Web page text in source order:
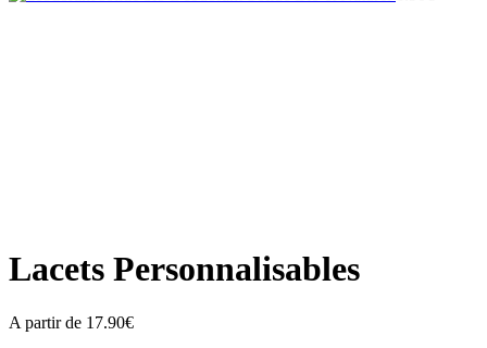
Lacets Personnalisables
A partir de 17.90€